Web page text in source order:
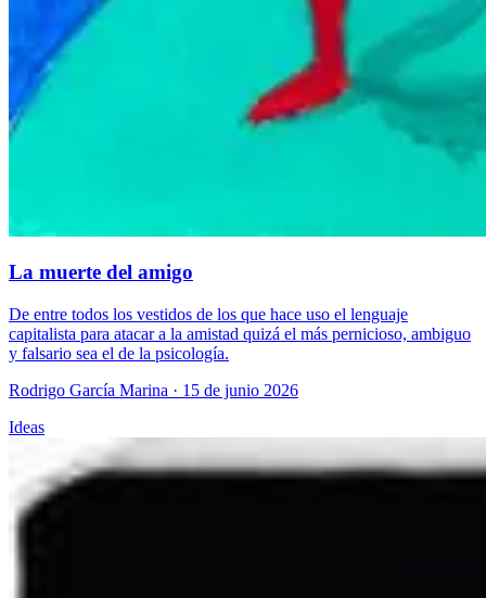
La muerte del amigo
De entre todos los vestidos de los que hace uso el lenguaje
capitalista para atacar a la amistad quizá el más pernicioso, ambiguo
y falsario sea el de la psicología.
Rodrigo García Marina · 15 de junio 2026
Ideas